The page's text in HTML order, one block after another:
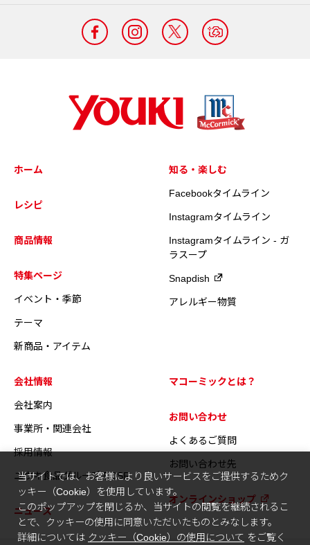
ホーム
レシピ
商品情報
特集ページ
イベント・季節
テーマ
新商品・アイテム
知る・楽しむ
Facebookタイムライン
Instagramタイムライン
Instagramタイムライン - ガ
ラスープ
Snapdish
アレルギー物質
会社情報
会社案内
事業所・関連会社
採用情報
ユウキ食品グループのCSR
ニュース
マコーミックとは？
お問い合わせ
よくあるご質問
お問い合わせ先
オンラインショップ
当サイトでは、お客様により良いサービスをご提供するためク
ッキー（Cookie）を使用しています。
このポップアップを閉じるか、当サイトの閲覧を継続されるこ
とで、クッキーの使用に同意いただいたものとみなします。
詳細については クッキー（Cookie）の使用について をご覧く